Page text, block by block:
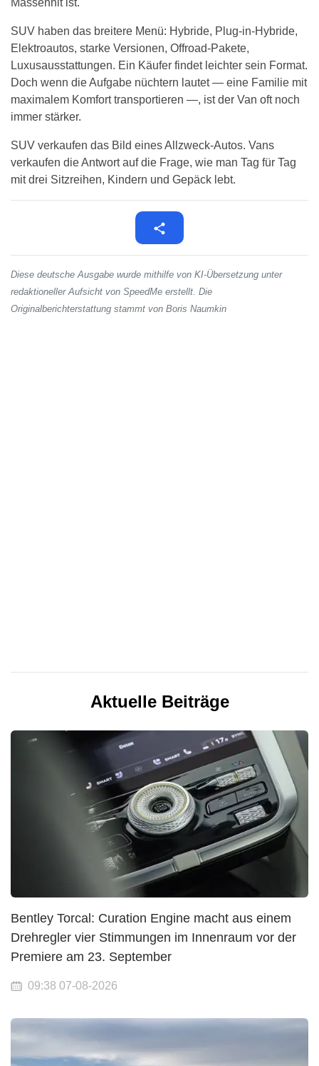
Massenhit ist.
SUV haben das breitere Menü: Hybride, Plug-in-Hybride,
Elektroautos, starke Versionen, Offroad-Pakete,
Luxusausstattungen. Ein Käufer findet leichter sein Format.
Doch wenn die Aufgabe nüchtern lautet — eine Familie mit
maximalem Komfort transportieren —, ist der Van oft noch
immer stärker.
SUV verkaufen das Bild eines Allzweck-Autos. Vans
verkaufen die Antwort auf die Frage, wie man Tag für Tag
mit drei Sitzreihen, Kindern und Gepäck lebt.
Diese deutsche Ausgabe wurde mithilfe von KI-Übersetzung unter
redaktioneller Aufsicht von SpeedMe erstellt. Die
Originalberichterstattung stammt von Boris Naumkin
Aktuelle Beiträge
Bentley Torcal: Curation Engine macht aus einem
Drehregler vier Stimmungen im Innenraum vor der
Premiere am 23. September
09:38 07-08-2026